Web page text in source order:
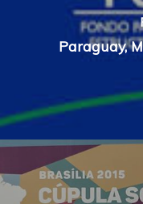
Paraguay,